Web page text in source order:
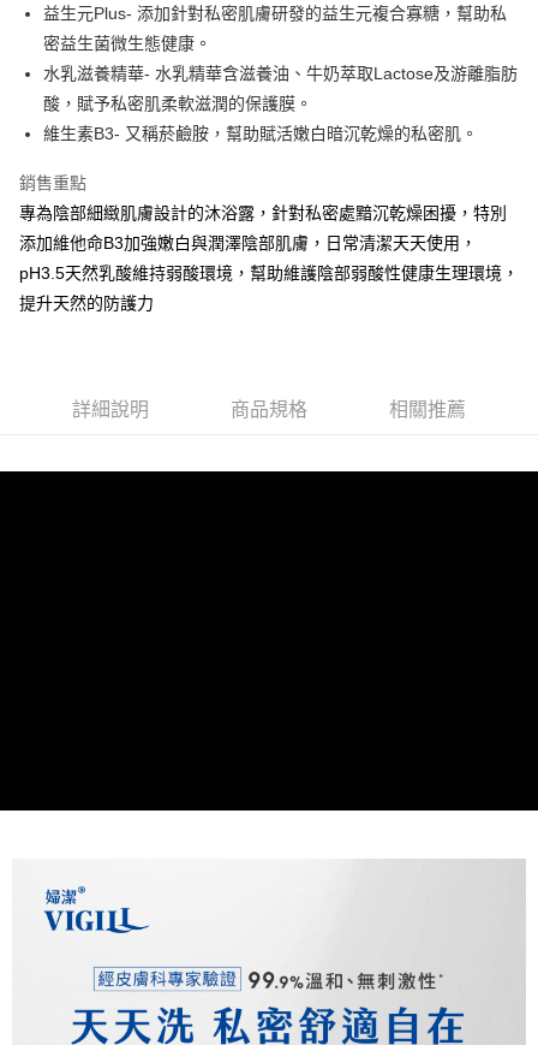
法說明評估內容。
【繳款方式說明】
1.分期款項不併入電信帳單，「大哥付你分期」於每月結算日後寄送繳費提
醒簡訊。
2.透過簡訊連結打開帳單後，可選擇「超商條碼／台灣大直營門市／銀行轉
帳／街口支付／iPASS MONEY」等通路繳費。
【注意事項】
1.本服務係由「台灣大哥大股份有限公司」（以下簡稱本公司）所提供，讓
用戶於交易時，得透過本服務購買商品或服務，並由商店將買賣／分期付款
買賣價金債權讓與本公司後，依約使用本公司帳單繳交帳款。
資料（包含姓名、電話或地址）提供予台灣大哥大進項蒐集、處理及利用，
由本公司與您本人進行分期帳單所需資料之確認、核對及更正。
２．便利：只要手機號碼，簡訊認證，即可結帳。
３．安心：先確認商品／服務後，再付款。
【「AFTEE先享後付」結帳流程】
１．於結帳方式選擇「AFTEE先享後付」後，將跳轉至「AFTEE先享後付」
２．訂單成立數日內，您將收到繳費通知簡訊。
ATM／網路銀行／等多元方式進行付款，方視為交易完成。
※ 請注意：結帳手續完成當下不需立刻繳費，但若您需要取消訂單，請聯絡
購買商品的店家。未經商家同意取消之訂單仍視為有效，需透過AFTEE先享
後付繳納相關費用。
※ 交易是否成功請以「AFTEE先享後付 」之結帳頁面顯示為準，若有關於
是否繳費成功／繳費後需取消欲退款等相關疑問，請聯繫「AFTEE先享後付
客戶支援中心」https://netprotections.freshdesk.com/support/home
易，需依本服務之必要範圍內提供個人資料，並將交易相關給付款項請求債
權轉讓予恩沛科技股份有限公司。
全家取貨付款
每筆NT$65，滿NT$899(含以上)免運費
7-11取貨付款
宅配
每筆NT$85，滿NT$899(含以上)免運費
益生元Plus- 添加針對私密肌膚研發的益生元複合寡糖，幫助私
密益生菌微生態健康。
水乳滋養精華- 水乳精華含滋養油、牛奶萃取Lactose及游離脂肪
酸，賦予私密肌柔軟滋潤的保護膜。
維生素B3- 又稱菸鹼胺，幫助賦活嫩白暗沉乾燥的私密肌。
銷售重點
專為陰部細緻肌膚設計的沐浴露，針對私密處黯沉乾燥困擾，特別
添加維他命B3加強嫩白與潤澤陰部肌膚，日常清潔天天使用，
pH3.5天然乳酸維持弱酸環境，幫助維護陰部弱酸性健康生理環境，
提升天然的防護力
詳細說明 商品規格 相關推薦